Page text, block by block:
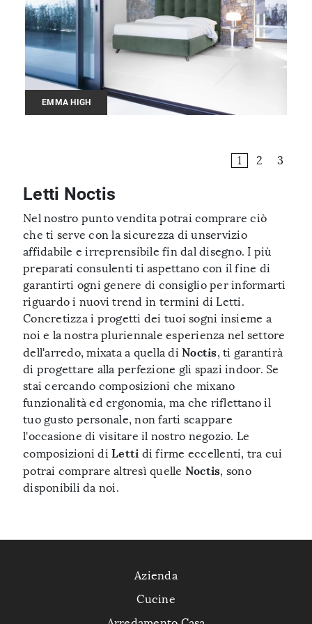
EMMA HIGH
1 2 3
Letti Noctis
Nel nostro punto vendita potrai comprare ciò
che ti serve con la sicurezza di unservizio
affidabile e irreprensibile fin dal disegno. I più
preparati consulenti ti aspettano con il fine di
garantirti ogni genere di consiglio per informarti
riguardo i nuovi trend in termini di Letti.
Concretizza i progetti dei tuoi sogni insieme a
noi e la nostra pluriennale esperienza nel settore
dell'arredo, mixata a quella diNoctis, ti garantirà
di progettare alla perfezione gli spazi indoor. Se
stai cercando composizioni che mixano
funzionalità ed ergonomia, ma che riflettano il
tuo gusto personale, non farti scappare
l'occasione di visitare il nostro negozio. Le
composizioni diLetti di firme eccellenti, tra cui
potrai comprare altresì quelle Noctis, sono
disponibili da noi.
Azienda
Cucine